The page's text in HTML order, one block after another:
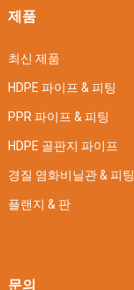
제품
최신 제품
HDPE 파이프 & 피팅
PPR 파이프 & 피팅
HDPE 골판지 파이프
경질 염화비닐관 & 피팅
플랜지 & 판
문의